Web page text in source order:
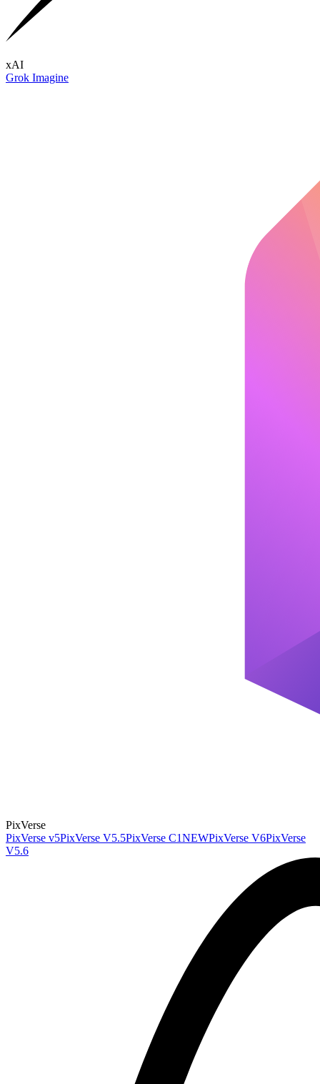
xAI
Grok Imagine
PixVerse
PixVerse v5PixVerse V5.5PixVerse C1NEWPixVerse V6PixVerse
V5.6